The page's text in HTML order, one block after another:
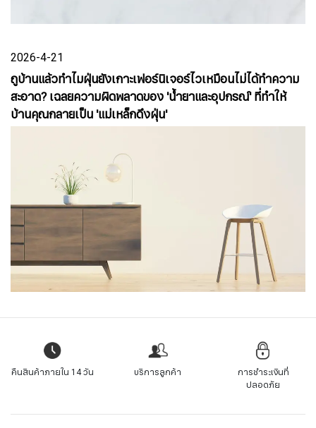
2026-4-21
ถูบ้านแล้วทำไมฝุ่นยังเกาะเฟอร์นิเจอร์ไวเหมือนไม่ได้ทำความ
สะอาด? เฉลยความผิดพลาดของ 'น้ำยาและอุปกรณ์' ที่ทำให้
บ้านคุณกลายเป็น 'แม่เหล็กดึงฝุ่น'
คืนสินค้าภายใน 14 วัน บริการลูกค้า
การชำระเงินที่
ปลอดภัย